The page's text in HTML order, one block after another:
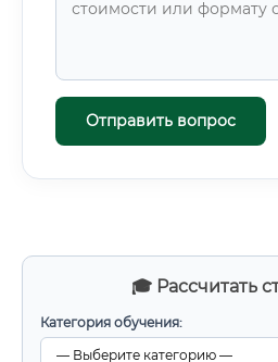
🎓 Рассчитать
Категория обучения:
Отправить вопрос